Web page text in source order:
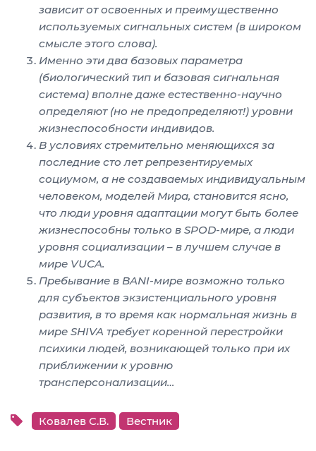
зависит от освоенных и преимущественно
используемых сигнальных систем (в широком
смысле этого слова).
Именно эти два базовых параметра
(биологический тип и базовая сигнальная
система) вполне даже естественно-научно
определяют (но не предопределяют!) уровни
жизнеспособности индивидов.
В условиях стремительно меняющихся за
последние сто лет репрезентируемых
социумом, а не создаваемых индивидуальным
человеком, моделей Мира, становится ясно,
что люди уровня адаптации могут быть более
жизнеспособны только в SPOD-мире, а люди
уровня социализации – в лучшем случае в
мире VUCA.
Пребывание в BANI-мире возможно только
для субъектов экзистенциального уровня
развития, в то время как нормальная жизнь в
мире SHIVA требует коренной перестройки
психики людей, возникающей только при их
приближении к уровню
трансперсонализации…
Ковалев С.В. Вестник